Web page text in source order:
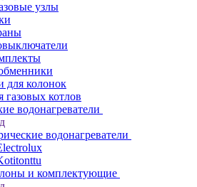
узлы
для колонок
газовых котлов
водонагреватели
водонагреватели
и комплектующие